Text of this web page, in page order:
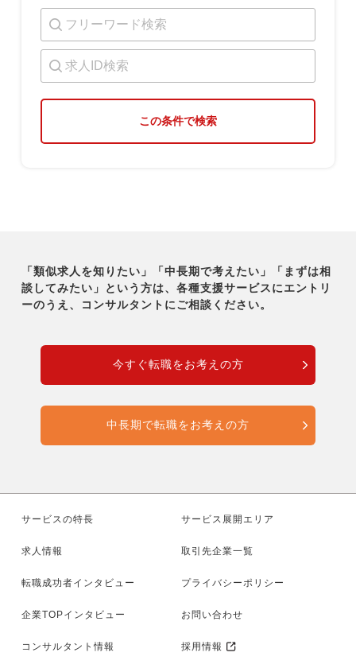
この条件で検索
「類似求人を知りたい」「中長期で考えたい」「まずは相
談してみたい」という方は、各種支援サービスにエントリ
ーのうえ、コンサルタントにご相談ください。
今すぐ転職をお考えの方
中長期で転職をお考えの方
サービスの特長
求人情報
転職成功者インタビュー
企業TOPインタビュー
コンサルタント情報
サービス展開エリア
取引先企業一覧
プライバシーポリシー
お問い合わせ
採用情報